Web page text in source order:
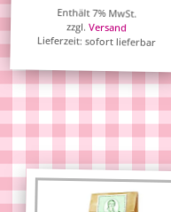
Enthält 7% MwSt.
zzgl.Versand
Lieferzeit: sofort lieferbar